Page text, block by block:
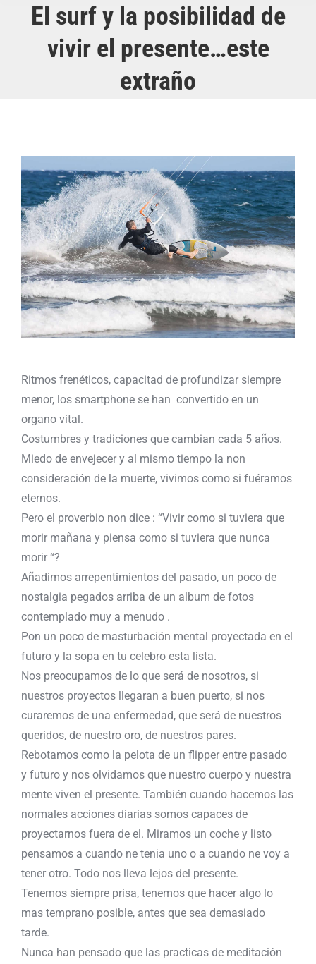
El surf y la posibilidad de
vivir el presente…este
extraño
Ritmos frenéticos, capacitad de profundizar siempre
menor, los smartphone se han convertido en un
organo vital.
Costumbres y tradiciones que cambian cada 5 años.
Miedo de envejecer y al mismo tiempo la non
consideración de la muerte, vivimos como si fuéramos
eternos.
Pero el proverbio non dice : “Vivir como si tuviera que
morir mañana y piensa como si tuviera que nunca
morir “?
Añadimos arrepentimientos del pasado, un poco de
nostalgia pegados arriba de un album de fotos
contemplado muy a menudo .
Pon un poco de masturbación mental proyectada en el
futuro y la sopa en tu celebro esta lista.
Nos preocupamos de lo que será de nosotros, si
nuestros proyectos llegaran a buen puerto, si nos
curaremos de una enfermedad, que será de nuestros
queridos, de nuestro oro, de nuestros pares.
Rebotamos como la pelota de un flipper entre pasado
y futuro y nos olvidamos que nuestro cuerpo y nuestra
mente viven el presente. También cuando hacemos las
normales acciones diarias somos capaces de
proyectarnos fuera de el. Miramos un coche y listo
pensamos a cuando ne tenia uno o a cuando ne voy a
tener otro. Todo nos lleva lejos del presente.
Tenemos siempre prisa, tenemos que hacer algo lo
mas temprano posible, antes que sea demasiado
tarde.
Nunca han pensado que las practicas de meditación